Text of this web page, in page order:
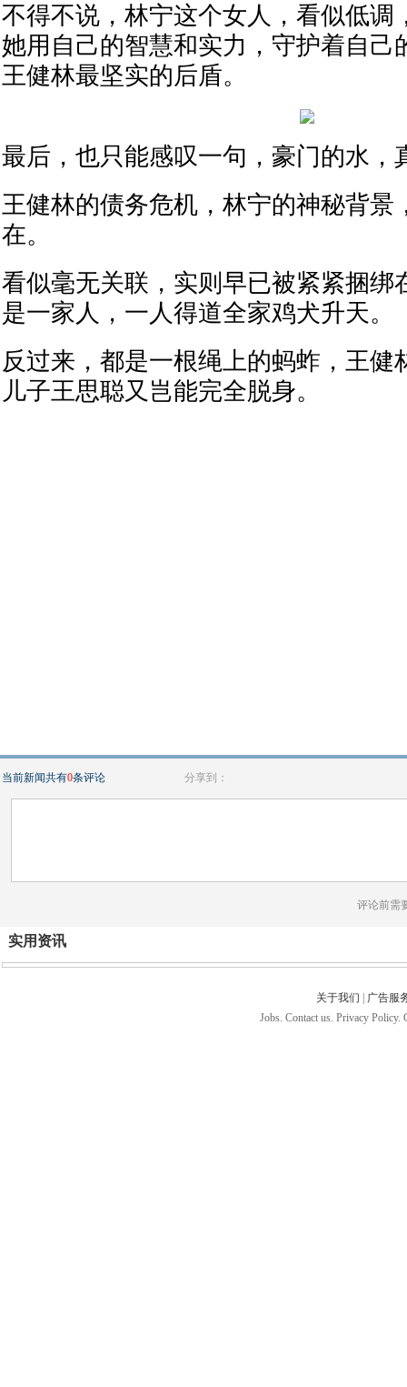
不得不说，林宁这个女人，看似低调
她用自己的智慧和实力，守护着自己
王健林最坚实的后盾。
最后，也只能感叹一句，豪门的水，
王健林的债务危机，林宁的神秘背景
在。
看似毫无关联，实则早已被紧紧捆绑
是一家人，一人得道全家鸡犬升天。
反过来，都是一根绳上的蚂蚱，王健
儿子王思聪又岂能完全脱身。
当前新闻共有0条评论 分享到：
评论前需
实用资讯
关于我们
广告服
Jobs. Contact us. Privacy